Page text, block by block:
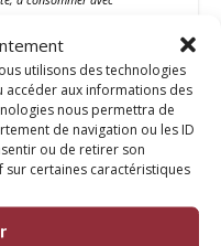
utilisons des technologies
aux informations des
nous permettra de
de navigation ou les ID
ou de retirer son
certaines caractéristiques
être